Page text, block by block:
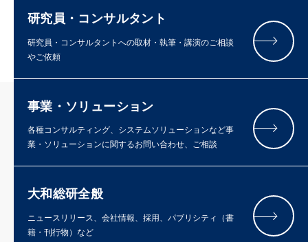
研究員・コンサルタント
研究員・コンサルタントへの取材・執筆・講演のご相談
やご依頼
事業・ソリューション
各種コンサルティング、システムソリューションなど事
業・ソリューションに関するお問い合わせ、ご相談
大和総研全般
ニュースリリース、会社情報、採用、パブリシティ（書
籍・刊行物）など